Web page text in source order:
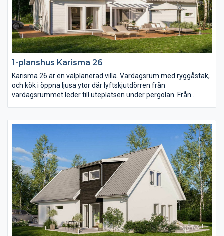
1-planshus Karisma 26
Karisma 26 är en välplanerad villa. Vardagsrum med ryggåstak,
och kök i öppna ljusa ytor där lyftskjutdörren från
vardagsrummet leder till uteplatsen under pergolan. Från
klädvården, en klädvård i generös storlek. Separerat från
gemensamhetsytorna ligger sovrummen och allrum.